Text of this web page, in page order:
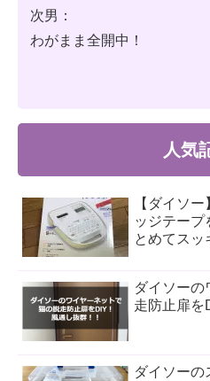
次男：
わがまま全開中！
人気
【ダイソ
ッジテープ
とめてスッ
ダイソーの
走防止扉を
ダイソーの